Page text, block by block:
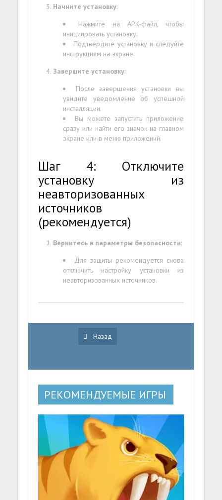
Начните установку:
Нажмите на APK-файл, чтобы
инициировать установку.
Подтвердите установку и следуйте
инструкциям на экране.
Завершите установку:
После завершения установки вы
увидите уведомление об успешной
инсталляции.
Вы можете запустить приложение
сразу или найти его значок на главном
экране или в меню приложений.
Шаг 4: Отключите
установку из
неавторизованных
источников
(рекомендуется)
Вернитесь в параметры безопасности:
Для защиты рекомендуется снова
отключить настройку установки из
неавторизованных источников.
Назад
РЕКОМЕНДУЕМЫЕ ИГРЫ